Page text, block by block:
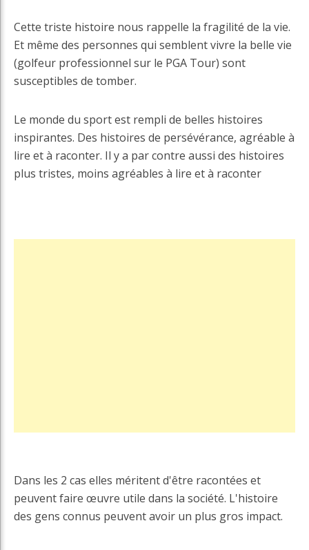
Cette triste histoire nous rappelle la fragilité de la vie.
Et même des personnes qui semblent vivre la belle vie
(golfeur professionnel sur le PGA Tour) sont
susceptibles de tomber.
Le monde du sport est rempli de belles histoires
inspirantes. Des histoires de persévérance, agréable à
lire et à raconter. Il y a par contre aussi des histoires
plus tristes, moins agréables à lire et à raconter
Dans les 2 cas elles méritent d'être racontées et
peuvent faire œuvre utile dans la société. L'histoire
des gens connus peuvent avoir un plus gros impact.